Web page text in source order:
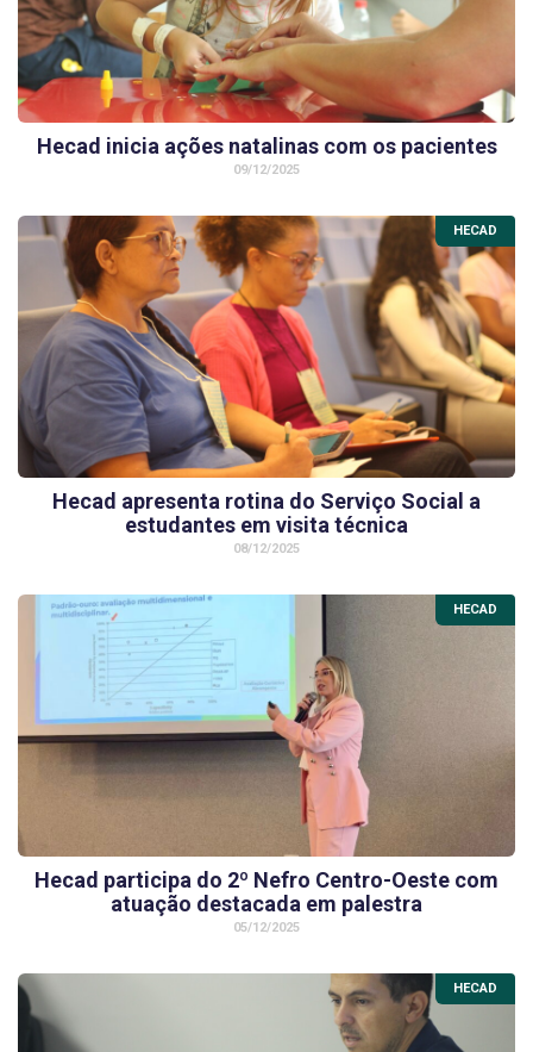
Hecad inicia ações natalinas com os pacientes
09/12/2025
HECAD
Hecad apresenta rotina do Serviço Social a
estudantes em visita técnica
08/12/2025
HECAD
Hecad participa do 2º Nefro Centro-Oeste com
atuação destacada em palestra
05/12/2025
HECAD